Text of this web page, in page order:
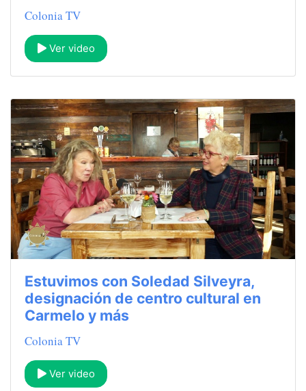
Colonia TV
Ver video
Estuvimos con Soledad Silveyra,
designación de centro cultural en
Carmelo y más
Colonia TV
Ver video